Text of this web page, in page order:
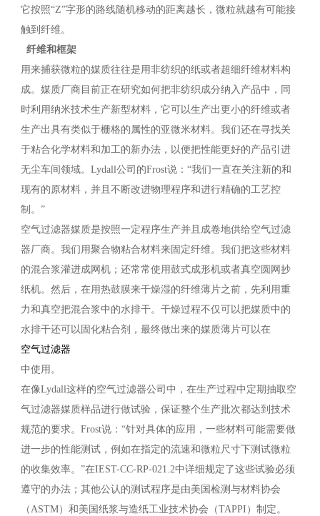
它按照“Z”字形的路线随机移动的距离越长，微粒就越有可能接
触到纤维。
纤维和框架
用来捕获微粒的媒质往往是用非纺织的纸或者超细纤维材料构
成。媒质厂商目前正在研究如何把非纺织成分纳入产品中，同
时利用纳米技术生产新型材料，它可以生产出更小的纤维或者
生产出具有类似于栅格的属性的亚微米材料。我们还在寻找关
于粘合化学材料和加工的新办法，以便把性能更好的产品引进
无尘车间领域。Lydall公司的Frost说：“我们一直在关注新的和
现有的原材料，并且不断改进物理程序和进行精确的工艺控
制。”
空气过滤器媒质是按照一定程序生产并且成卷地供给空气过滤
器厂商。我们用聚合物粘合材料来固定纤维。我们把这些材料
的混合浆灌进成网机；还常常使用鼓式成形机或者真空圆网抄
纸机。然后，在用热鼓膜来干燥湿的纤维薄片之前，先利用重
力和真空把混合浆中的水排干。干燥过程不仅可以把媒质中的
水排干还可以固化粘合剂，最终做出来的媒质薄片可以在
空气过滤器
中使用。
在像Lydall这样的空气过滤器公司中，在生产过程中定期抽取空
气过滤器媒质样品进行做试验，保证整个生产批次都达到技术
规范的要求。Frost说：“针对具体的应用，一些材料可能需要做
进一步的性能测试，例如在指定的流速和微粒尺寸下测试微粒
的收集效率。”在IEST-CC-RP-021.2中详细规定了这些试验必须
遵守的办法；其他公认的测试程序是由美国检测与材料协会
（ASTM）和美国纸浆与造纸工业技术协会（TAPPI）制定。